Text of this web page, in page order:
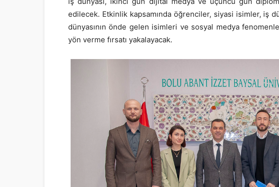
edilecek. Etkinlik kapsamında öğrenciler, siyasi isimler, iş
dünyasının önde gelen isimleri ve sosyal medya
yön verme fırsatı yakalayacak.